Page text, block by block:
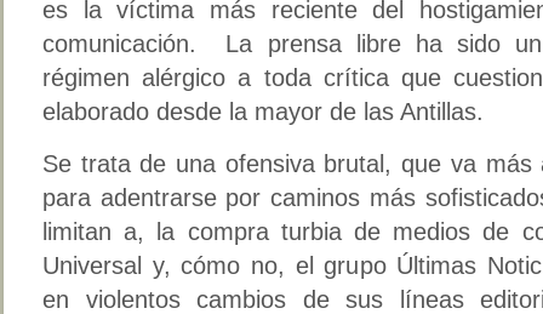
es la víctima más reciente del
comunicación. La prensa libre ha sido
régimen alérgico a toda crítica que
elaborado desde la mayor de las Antillas.
Se trata de una ofensiva brutal, que va más
para adentrarse por caminos más
limitan a, la compra turbia de medios de
Universal y, cómo no, el grupo Últimas
en violentos cambios de sus líneas